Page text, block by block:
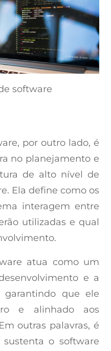
software
por outro lado, é
no planejamento e
de alto nível de
Ela define como os
interagem entre
utilizadas e qual
atua como um
e a
garantindo que ele
e alinhado aos
outras palavras, é
o software